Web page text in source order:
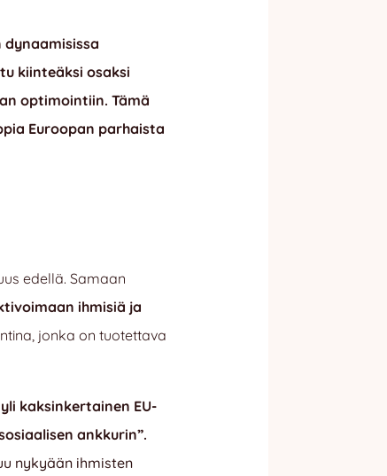
kiinteäksi osaksi
optimointiin. Tämä
Euroopan parhaista
edellä. Samaan
ihmisiä ja
jonka on tuotettava
kaksinkertainen EU-
ankkurin”.
nykyään ihmisten